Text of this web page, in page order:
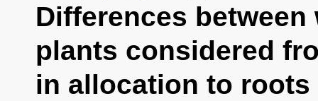
Differences
plants considered
in allocation to roots